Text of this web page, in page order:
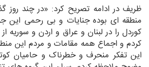
ظریف در ادامه تصریح کرد: «در چند روز
منطقه ای بوده جنایات و بی رحمی این
کوردل را در لبنان و عراق و اردن و سوریه
کردم و اجماع همه مقامات و مردم این
این تفکر منحرف و خطرناک و حامیان